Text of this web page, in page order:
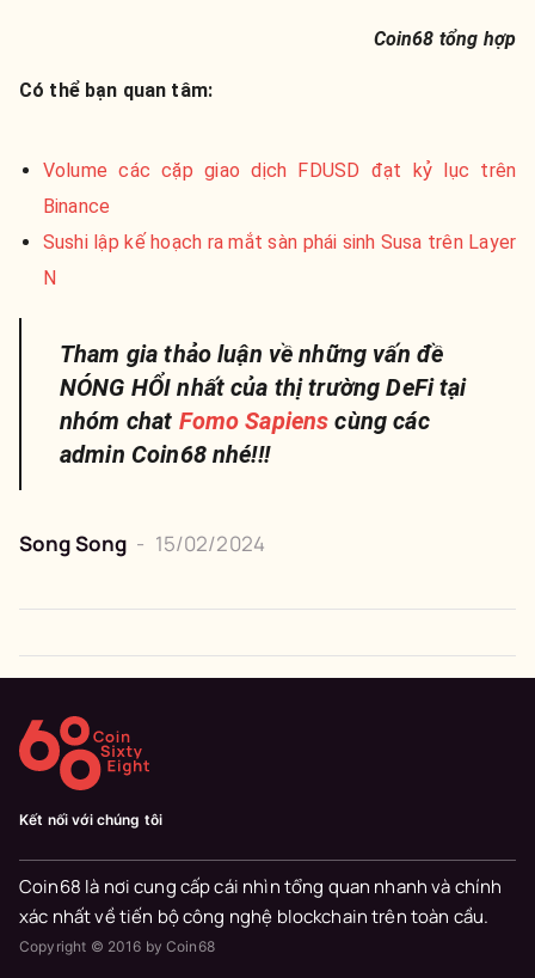
Coin68 tổng hợp
Có thể bạn quan tâm:
Volume các cặp giao dịch FDUSD đạt kỷ lục trên
Binance
Sushi lập kế hoạch ra mắt sàn phái sinh Susa trên Layer
N
Tham gia thảo luận về những vấn đề
NÓNG HỔI nhất của thị trường DeFi tại
nhóm chat Fomo Sapiens cùng các
admin Coin68 nhé!!!
Song Song - 15/02/2024
Kết nối với chúng tôi
Coin68 là nơi cung cấp cái nhìn tổng quan nhanh và chính
xác nhất về tiến bộ công nghệ blockchain trên toàn cầu.
Copyright © 2016 by Coin68